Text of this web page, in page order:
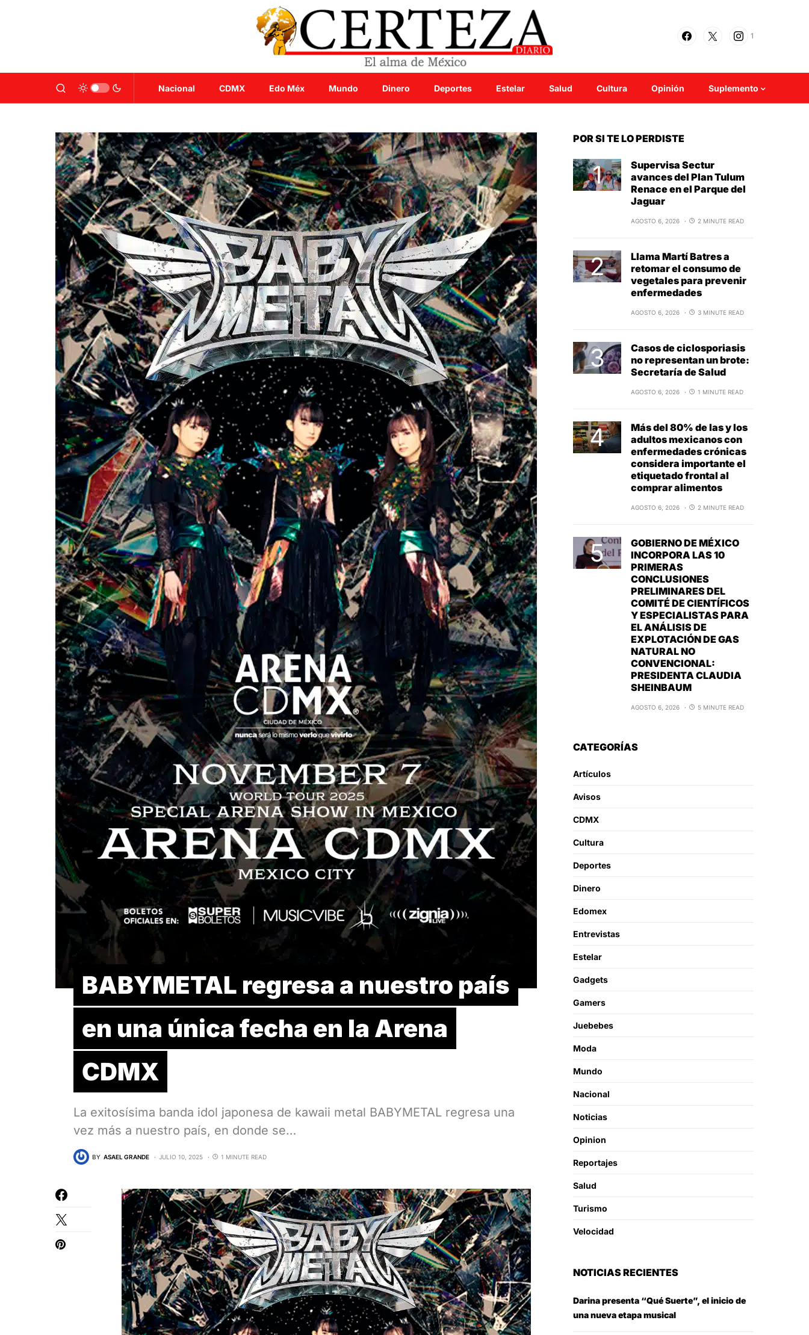
1
Nacional CDMX Edo Méx Mundo Dinero Deportes Estelar Salud Cultura Opinión Suplemento
BABYMETAL regresa a nuestro país
en una única fecha en la Arena
CDMX
La exitosísima banda idol japonesa de kawaii metal BABYMETAL regresa una
vez más a nuestro país, en donde se…
BY ASAEL GRANDE JULIO 10, 2025 1 MINUTE READ
POR SI TE LO PERDISTE
Supervisa Sectur
avances del Plan Tulum
Renace en el Parque del
Jaguar
AGOSTO 6, 2026 2 MINUTE READ
Llama Martí Batres a
retomar el consumo de
vegetales para prevenir
enfermedades
AGOSTO 6, 2026 3 MINUTE READ
Casos de ciclosporiasis
no representan un brote:
Secretaría de Salud
AGOSTO 6, 2026 1 MINUTE READ
Más del 80% de las y los
adultos mexicanos con
enfermedades crónicas
considera importante el
etiquetado frontal al
comprar alimentos
AGOSTO 6, 2026 2 MINUTE READ
GOBIERNO DE MÉXICO
INCORPORA LAS 10
PRIMERAS
CONCLUSIONES
PRELIMINARES DEL
COMITÉ DE CIENTÍFICOS
Y ESPECIALISTAS PARA
EL ANÁLISIS DE
EXPLOTACIÓN DE GAS
NATURAL NO
CONVENCIONAL:
PRESIDENTA CLAUDIA
SHEINBAUM
AGOSTO 6, 2026 5 MINUTE READ
CATEGORÍAS
Artículos
Avisos
CDMX
Cultura
Deportes
Dinero
Edomex
Entrevistas
Estelar
Gadgets
Gamers
Juebebes
Moda
Mundo
Nacional
Noticias
Opinion
Reportajes
Salud
Turismo
Velocidad
NOTICIAS RECIENTES
Darina presenta “Qué Suerte”, el inicio de
una nueva etapa musical